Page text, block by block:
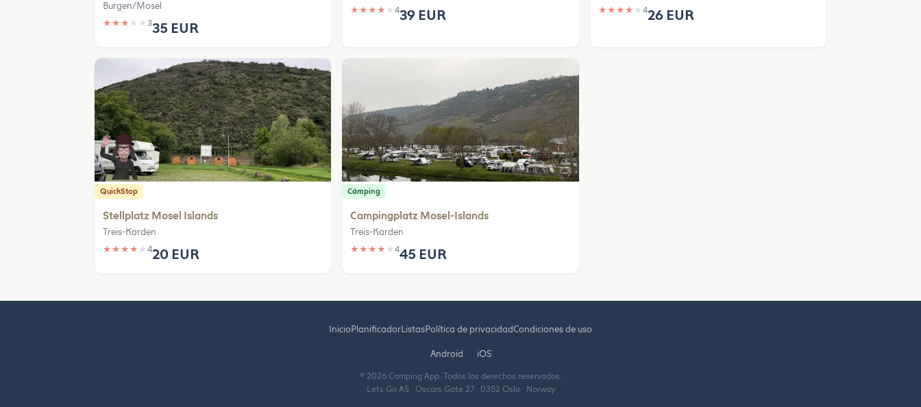
Burgen/Mosel
★ ★ ★ ★ ★ 335 EUR
★ ★ ★ ★ ★439 EUR ★ ★ ★ ★ ★ 426 EUR
QuickStop
Stellplatz Mosel Islands
Treis-Karden
★ ★ ★ ★ ★ 420 EUR
Cámping
Campingplatz Mosel-Islands
Treis-Karden
★ ★ ★ ★ ★445 EUR
Inicio PlanificadorListasPolítica de privacidadCondiciones de uso
Android iOS
© 2026 Camping App. Todos los derechos reservados.
Lets Go AS · Oscars Gate 27 · 0352 Oslo · Norway